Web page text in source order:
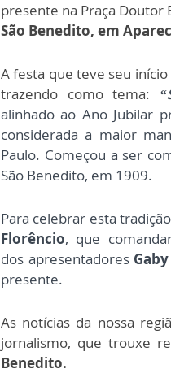
presente na Praça
São Benedito, em
A festa que teve seu
trazendo como tema:
alinhado ao Ano Jubilar
considerada a maior
Paulo. Começou a ser
São Benedito, em 1909.
Para celebrar esta
Florêncio, que
dos apresentadores
presente.
As notícias da nossa
jornalismo, que trouxe
Benedito.